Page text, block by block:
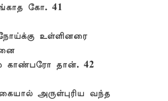
கோ. 41
உள்ளினரை
காண்பரோ தான். 42
அருள்புரிய வந்த